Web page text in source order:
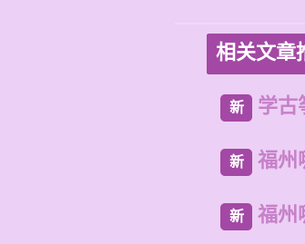
相关文章
新 学古
新 福州
新 福州